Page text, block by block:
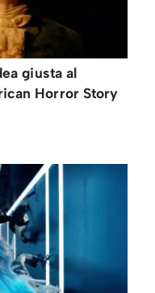
giusta al
Horror Story